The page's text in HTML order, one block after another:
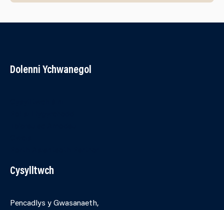
Dolenni Ychwanegol
Cysylltwch
Pencadlys y Gwasanaeth,